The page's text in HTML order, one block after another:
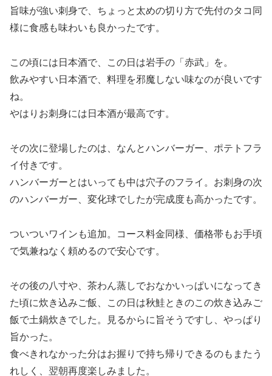
旨味が強い刺身で、ちょっと太めの切り方で先付のタコ同
様に食感も味わいも良かったです。
この頃には日本酒で、この日は岩手の「赤武」を。
飲みやすい日本酒で、料理を邪魔しない味なのが良いです
ね。
やはりお刺身には日本酒が最高です。
その次に登場したのは、なんとハンバーガー、ポテトフラ
イ付きです。
ハンバーガーとはいっても中は穴子のフライ。お刺身の次
のハンバーガー、変化球でしたが完成度も高かったです。
ついついワインも追加。コース料金同様、価格帯もお手頃
で気兼ねなく頼めるので安心です。
その後の八寸や、茶わん蒸しでおなかいっぱいになってき
た頃に炊き込みご飯、この日は秋鮭ときのこの炊き込みご
飯で土鍋炊きでした。見るからに旨そうですし、やっぱり
旨かった。
食べきれなかった分はお握りで持ち帰りできるのもまたう
れしく、翌朝再度楽しみました。